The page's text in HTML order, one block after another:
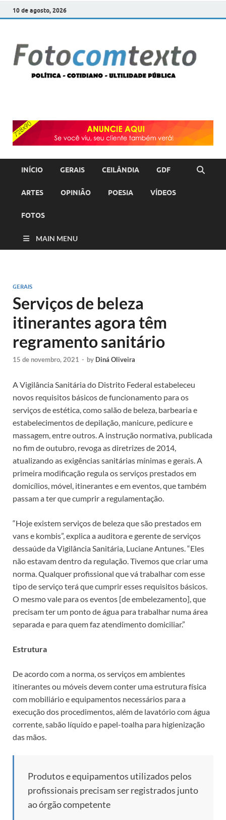
10 de agosto, 2026
INÍCIO GERAIS CEILÂNDIA GDF
ARTES OPINIÃO POESIA VÍDEOS
FOTOS
MAIN MENU
GERAIS
Serviços de beleza
itinerantes agora têm
regramento sanitário
15 de novembro, 2021 - by Diná Oliveira
A Vigilância Sanitária do Distrito Federal estabeleceu
novos requisitos básicos de funcionamento para os
serviços de estética, como salão de beleza, barbearia e
estabelecimentos de depilação, manicure, pedicure e
massagem, entre outros. A instrução normativa, publicada
no fim de outubro, revoga as diretrizes de 2014,
atualizando as exigências sanitárias mínimas e gerais. A
primeira modificação regula os serviços prestados em
domicílios, móvel, itinerantes e em eventos, que também
passam a ter que cumprir a regulamentação.
“Hoje existem serviços de beleza que são prestados em
vans e kombis”, explica a auditora e gerente de serviços
dessaúde da Vigilância Sanitária, Luciane Antunes. “Eles
não estavam dentro da regulação. Tivemos que criar uma
norma. Qualquer profissional que vá trabalhar com esse
tipo de serviço terá que cumprir esses requisitos básicos.
O mesmo vale para os eventos [de embelezamento], que
precisam ter um ponto de água para trabalhar numa área
separada e para quem faz atendimento domiciliar.”
Estrutura
De acordo com a norma, os serviços em ambientes
itinerantes ou móveis devem conter uma estrutura física
com mobiliário e equipamentos necessários para a
execução dos procedimentos, além de lavatório com água
corrente, sabão líquido e papel-toalha para higienização
das mãos.
Produtos e equipamentos utilizados pelos
profissionais precisam ser registrados junto
ao órgão competente